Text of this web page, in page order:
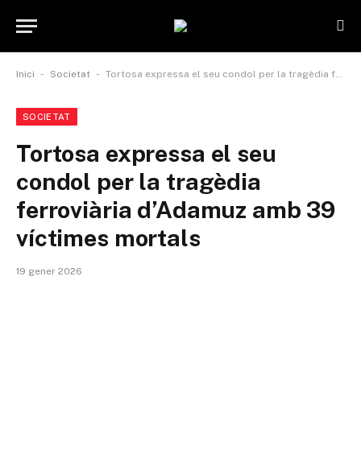
Inici - Societat - Tortosa expressa el seu condol per la tragèdia ferroviària d’Adamuz amb 39 víctimes mortals
SOCIETAT
Tortosa expressa el seu
condol per la tragèdia
ferroviària d’Adamuz amb 39
víctimes mortals
19 gener 2026